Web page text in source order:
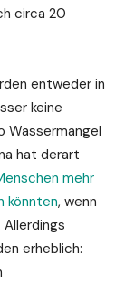
circa 20
entweder in
keine
Wassermangel
hat derart
mehr
könnten, wenn
erheblich: